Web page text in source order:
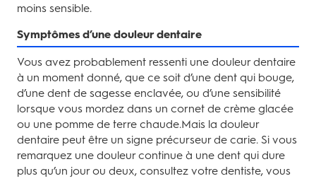
moins sensible.
Symptômes d’une douleur dentaire
Vous avez probablement ressenti une douleur dentaire
à un moment donné, que ce soit d’une dent qui bouge,
d’une dent de sagesse enclavée, ou d’une sensibilité
lorsque vous mordez dans un cornet de crème glacée
ou une pomme de terre chaude.Mais la douleur
dentaire peut être un signe précurseur de carie. Si vous
remarquez une douleur continue à une dent qui dure
plus qu’un jour ou deux, consultez votre dentiste, vous